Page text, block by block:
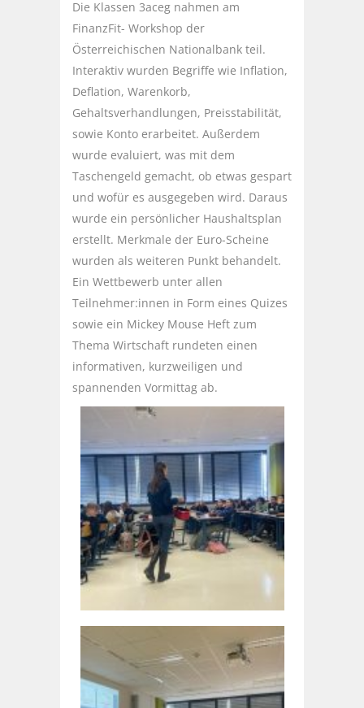
Die Klassen 3aceg nahmen am
FinanzFit- Workshop der
Österreichischen Nationalbank teil.
Interaktiv wurden Begriffe wie Inflation,
Deflation, Warenkorb,
Gehaltsverhandlungen, Preisstabilität,
sowie Konto erarbeitet. Außerdem
wurde evaluiert, was mit dem
Taschengeld gemacht, ob etwas gespart
und wofür es ausgegeben wird. Daraus
wurde ein persönlicher Haushaltsplan
erstellt. Merkmale der Euro-Scheine
wurden als weiteren Punkt behandelt.
Ein Wettbewerb unter allen
Teilnehmer:innen in Form eines Quizes
sowie ein Mickey Mouse Heft zum
Thema Wirtschaft rundeten einen
informativen, kurzweiligen und
spannenden Vormittag ab.